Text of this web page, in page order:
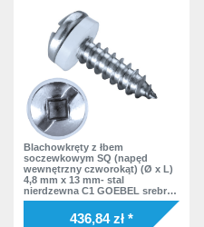
Blachowkręty z łbem
soczewkowym SQ (napęd
wewnętrzny czworokąt) (Ø x L)
4,8 mm x 13 mm- stal
nierdzewna C1 GOEBEL srebrna
warstwa soczewkowy
czworokąt wewnątrz Podkładka
436,84 zł *